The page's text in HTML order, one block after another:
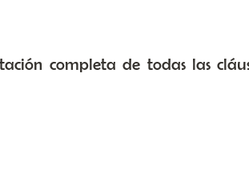
completa de todas las